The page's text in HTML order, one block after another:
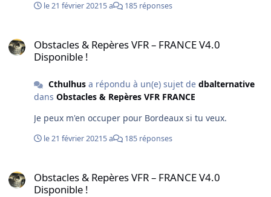
44.863722,-0.564704 44.861442,-0.586215
44.875936,-0.622409 44.831502,-0.647889
le 21 février 20215 a 185 réponses
Obstacles & Repères VFR – FRANCE V4.0
Disponible !
Cthulhusa répondu à un(e) sujet de dbalternative
dans Obstacles & Repères VFR FRANCE
Je peux m'en occuper pour Bordeaux si tu veux.
le 21 février 20215 a 185 réponses
Obstacles & Repères VFR – FRANCE V4.0
Disponible !